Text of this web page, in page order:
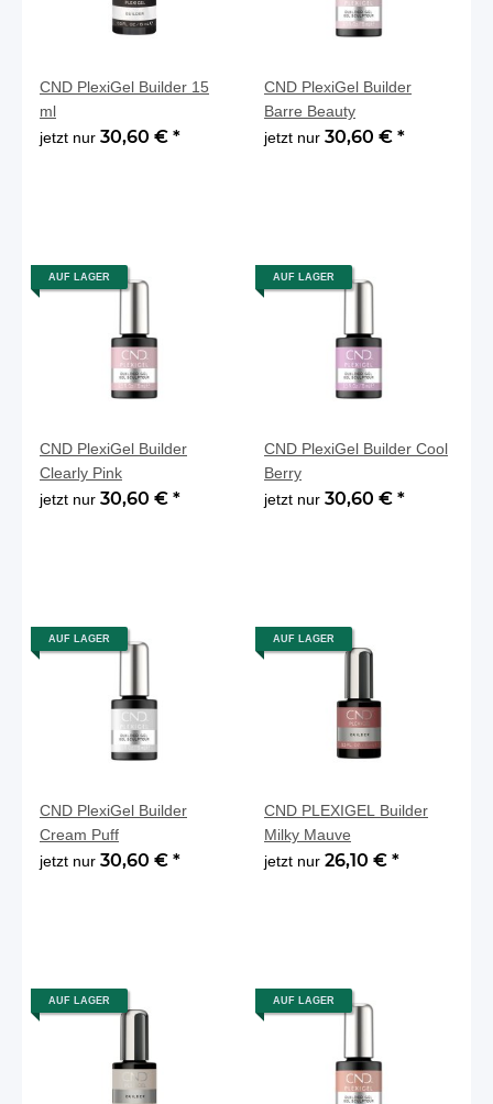
CND PlexiGel Builder 15
ml
jetzt nur 30,60 € *
CND PlexiGel Builder
Barre Beauty
jetzt nur 30,60 € *
AUF LAGER
CND PlexiGel Builder
Clearly Pink
jetzt nur 30,60 € *
AUF LAGER
CND PlexiGel Builder Cool
Berry
jetzt nur 30,60 € *
AUF LAGER
CND PlexiGel Builder
Cream Puff
jetzt nur 30,60 € *
AUF LAGER
CND PLEXIGEL Builder
Milky Mauve
jetzt nur 26,10 € *
AUF LAGER AUF LAGER